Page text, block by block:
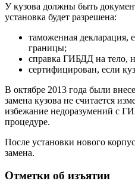
У кузова должны быть
установка будет разрешена:
таможенная декларация,
границы;
справка ГИБДД на тело,
сертифицирован, если
В октябре 2013 года были
замена кузова не считается
избежание недоразумений с
процедуре.
После установки нового
замена.
Отметки об изъятии